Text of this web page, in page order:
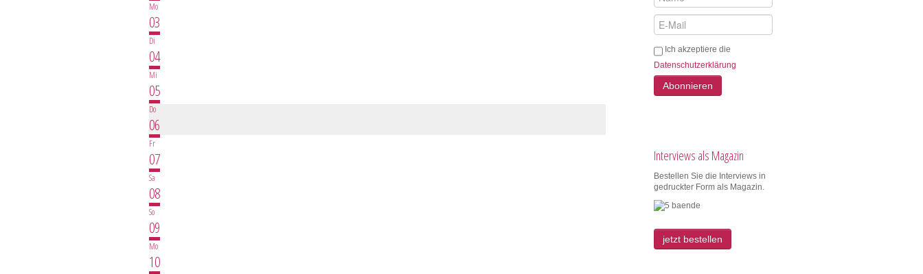
Mo
03
Di
04
Mi
05
Do
06
Fr
07
Sa
08
So
09
Mo
10
Ich akzeptiere die
Datenschutzerklärung
Abonnieren
Interviews als Magazin
Bestellen Sie die Interviews in
gedruckter Form als Magazin.
jetzt bestellen